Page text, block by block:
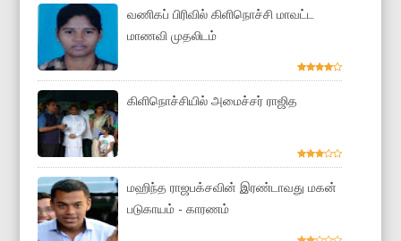
வணிகப் பிரிவில் கிளிநொச்சி மாவட்ட
மாணவி முதலிடம்
கிளிநொச்சியில் அமைச்சர் ராஜித
மஹிந்த ராஜபக்சவின் இரண்டாவது மகன்
படுகாயம் - காரணம்